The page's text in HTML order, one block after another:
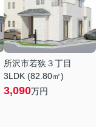
所沢市若狭３丁目
3LDK (82.80㎡)
3,090万円